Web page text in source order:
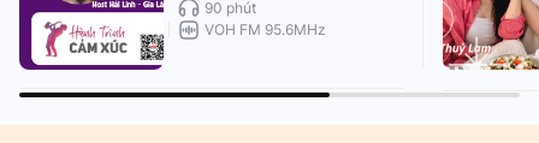
90 phút
VOH FM 95.6MHz